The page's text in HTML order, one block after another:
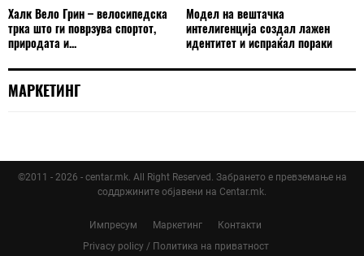
Халк Вело Грин – велосипедска
трка што ги поврзува спортот,
природата и...
Модел на вештачка
интелигенција создал лажен
идентитет и испраќал пораки
МАРКЕТИНГ
©2011 - 2026 - centar.mk. All Right Reserved. Забрането е превземање на
соддржините објавени на Centar.mk.
Импресум Маркетинг
Контакти
Privacy policy / Политика на приватност